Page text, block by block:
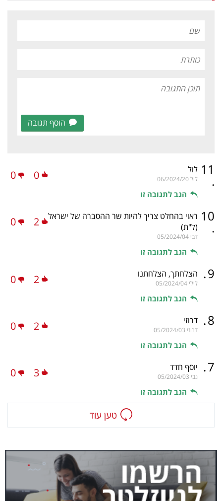
הוסף תגובה
11
.
לול
לול 06/2024/20
הגב לתגובה זו
0
0
10
.
ראוי בהחלט צריך להיות שר ההסברה של ישראל
(ל"ת)
דבי 05/2024/04
הגב לתגובה זו
2
0
9
. הצלחתך, הצלחתנו
לילי 05/2024/04
הגב לתגובה זו
2
0
8
. דרוזי
דרוזי 05/2024/03
הגב לתגובה זו
2
0
7
. יוסף חדד
גבי 05/2024/03
הגב לתגובה זו
3
0
טען עוד